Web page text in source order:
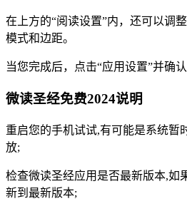
在上方的“阅读设置”内，还可以调
模式和边距。
当您完成后，点击“应用设置”并确认
微读圣经免费2024说明
重启您的手机试试,有可能是系统暂
放;
检查微读圣经应用是否最新版本,如
新到最新版本;